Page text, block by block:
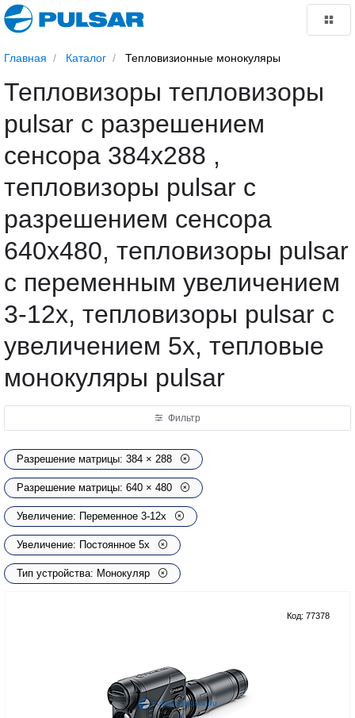
Главная Каталог Тепловизионные монокуляры
Тепловизоры тепловизоры
pulsar с разрешением
сенсора 384x288 ,
тепловизоры pulsar с
разрешением сенсора
640x480, тепловизоры pulsar
с переменным увеличением
3-12х, тепловизоры pulsar с
увеличением 5х, тепловые
монокуляры pulsar
Фильтр
Разрешение матрицы: 384 × 288
Разрешение матрицы: 640 × 480
Увеличение: Переменное 3-12х
Увеличение: Постоянное 5х
Тип устройства: Монокуляр
Код: 77378